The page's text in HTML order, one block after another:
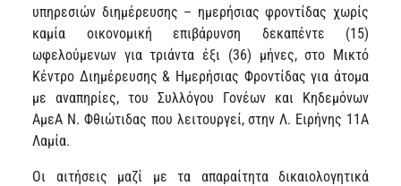
υπηρεσιών διημέρευσης – ημερήσιας φροντίδας χωρίς
καμία οικονομική επιβάρυνση δεκαπέντε (15)
ωφελούμενων για τριάντα έξι (36) μήνες, στο Μικτό
Κέντρο Διημέρευσης & Ημερήσιας Φροντίδας για άτομα
με αναπηρίες, του Συλλόγου Γονέων και Κηδεμόνων
ΑμεΑ Ν. Φθιώτιδας που λειτουργεί, στην Λ. Ειρήνης 11Α
Λαμία.
Οι αιτήσεις μαζί με τα απαραίτητα δικαιολογητικά